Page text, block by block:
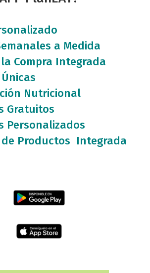
a Medida
Compra Integrada
Nutricional
Gratuitos
Personalizados
de Productos Integrada